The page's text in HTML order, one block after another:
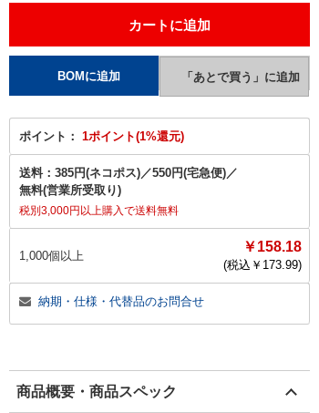
ポイント： 1ポイント(1%還元)
送料： 385円(ネコポス)／550円(宅急便)／
無料(営業所受取り)
税別3,000円以上購入で送料無料
1,000個以上
￥158.18
(税込￥ 173.99)
納期・仕様・代替品のお問合せ
商品概要・商品スペック